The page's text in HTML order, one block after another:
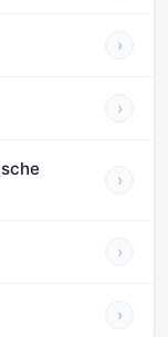
›
›
›
›
›